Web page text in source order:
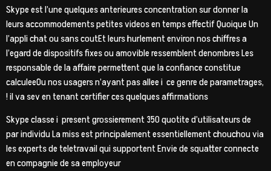
Skype est l’une quelques anterieures concentration sur donner la
leurs accommodements petites videos en temps effectif Quoique Un
l’appli chat ou sans coutEt leurs hurlement environ nos chiffres a
l’egard de dispositifs fixes ou amovible ressemblent denombres Les
responsable de la affaire permettent que la confiance constitue
calculeeOu nos usagers n’ayant pas allee i ce genre de parametrages,
! il va sev en tenant certifier ces quelques affirmations
Skype classe i present grossierement 350 quotite d’utilisateurs de
par individu La miss est principalement essentiellement chouchou via
les experts de teletravail qui supportent Envie de squatter connecte
en compagnie de sa employeur